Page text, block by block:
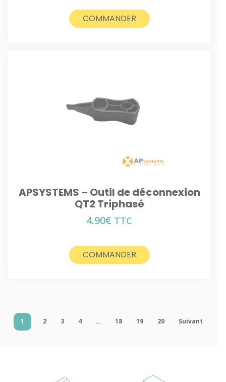
COMMANDER
APSYSTEMS – Outil de déconnexion
QT2 Triphasé
4.90€ TTC
COMMANDER
1 2 3 4 … 18 19 20 Suivant